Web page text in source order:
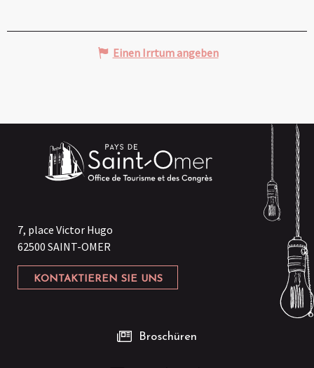
Einen Irrtum angeben
7, place Victor Hugo
62500 SAINT-OMER
KONTAKTIEREN SIE UNS
Broschüren